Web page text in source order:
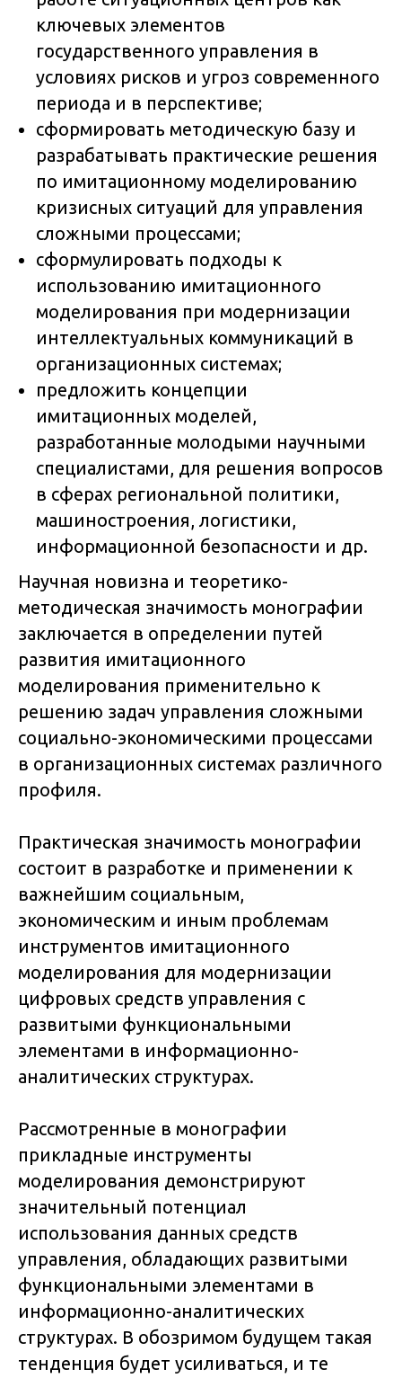
ключевых элементов
государственного управления в
условиях рисков и угроз современного
периода и в перспективе;
сформировать методическую базу и
разрабатывать практические решения
по имитационному моделированию
кризисных ситуаций для управления
сложными процессами;
сформулировать подходы к
использованию имитационного
моделирования при модернизации
интеллектуальных коммуникаций в
организационных системах;
предложить концепции
имитационных моделей,
разработанные молодыми научными
специалистами, для решения вопросов
в сферах региональной политики,
машиностроения, логистики,
информационной безопасности и др.
Научная новизна и теоретико-
методическая значимость монографии
заключается в определении путей
развития имитационного
моделирования применительно к
решению задач управления сложными
социально-экономическими процессами
в организационных системах различного
профиля.
Практическая значимость монографии
состоит в разработке и применении к
важнейшим социальным,
экономическим и иным проблемам
инструментов имитационного
моделирования для модернизации
цифровых средств управления с
развитыми функциональными
элементами в информационно-
аналитических структурах.
Рассмотренные в монографии
прикладные инструменты
моделирования демонстрируют
значительный потенциал
использования данных средств
управления, обладающих развитыми
функциональными элементами в
информационно-аналитических
структурах. В обозримом будущем такая
тенденция будет усиливаться, и те